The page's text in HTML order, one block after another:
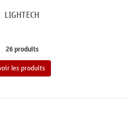
LIGHTECH
26 produits
les produits